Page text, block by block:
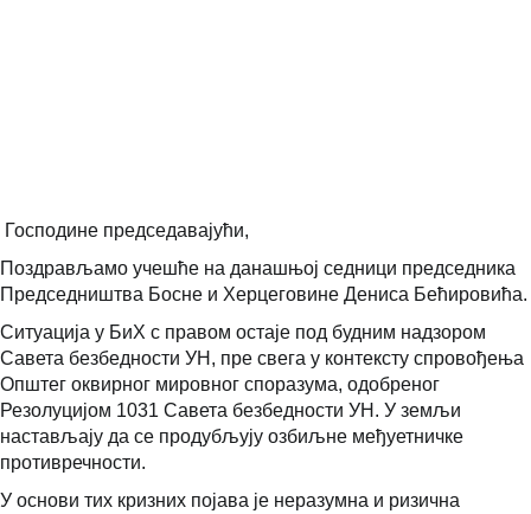
Господине председавајући,
Поздрављамо учешће на данашњој седници председника
Председништва Босне и Херцеговине Дениса Бећировића.
Ситуација у БиХ с правом остаје под будним надзором
Савета безбедности УН, пре свега у контексту спровођења
Општег оквирног мировног споразума, одобреног
Резолуцијом 1031 Савета безбедности УН. У земљи
настављају да се продубљују озбиљне међуетничке
противречности.
У основи тих кризних појава је неразумна и ризична